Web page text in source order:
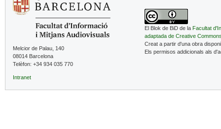
Melcior de Palau, 140
08014 Barcelona
Telèfon: +34 934 035 770
Intranet
El Blok de BiD de la Facultat
adaptada de Creative
Creat a partir d'una obra
Els permisos addicionals als